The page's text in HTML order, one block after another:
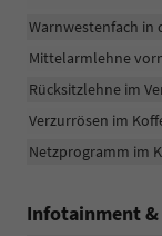
Warnwestenfach in
Mittelarmlehne
Rücksitzlehne im
Verzurrösen im
Netzprogramm im
Infotainment